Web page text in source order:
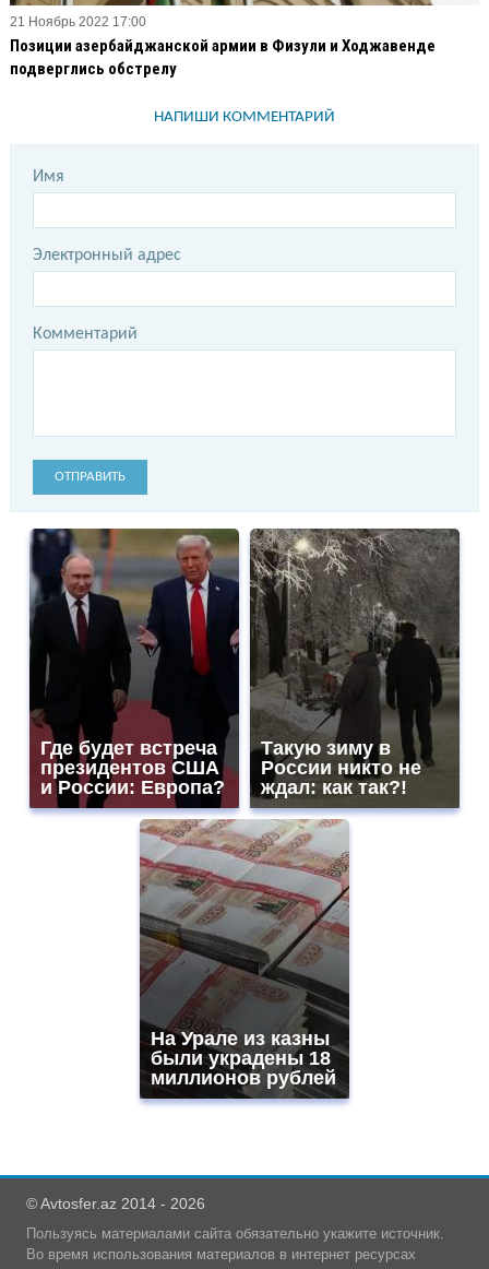
21 Ноябрь 2022 17:00
Позиции азербайджанской армии в Физули и Ходжавенде
подверглись обстрелу
НАПИШИ КОММЕНТАРИЙ
Имя
Электронный адрес
Комментарий
ОТПРАВИТЬ
Где будет встреча
президентов США
и России: Европа?
Такую зиму в
России никто не
ждал: как так?!
На Урале из казны
были украдены 18
миллионов рублей
© Avtosfer.az 2014 - 2026
Пользуясь материалами сайта обязательно укажите источник.
Во время использования материалов в интернет ресурсах